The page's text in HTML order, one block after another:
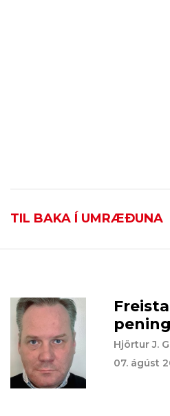
TIL BAKA Í UMRÆÐUNA
Hjörtur J.
07. ágúst